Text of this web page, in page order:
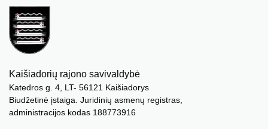
Kaišiadorių rajono savivaldybė
Katedros g. 4, LT- 56121 Kaišiadorys
Biudžetinė įstaiga. Juridinių asmenų registras,
administracijos kodas 188773916